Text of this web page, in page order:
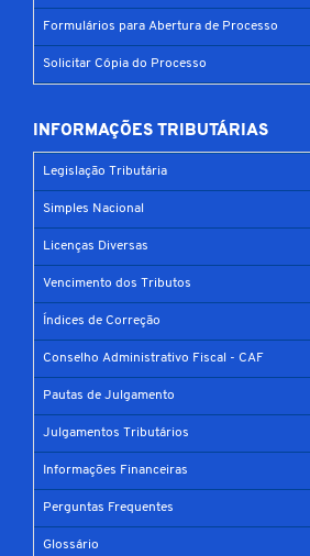
Formulários para Abertura de Processo
Solicitar Cópia do Processo
INFORMAÇÕES TRIBUTÁRIAS
Legislação Tributária
Simples Nacional
Licenças Diversas
Vencimento dos Tributos
Índices de Correção
Conselho Administrativo Fiscal - CAF
Pautas de Julgamento
Julgamentos Tributários
Informações Financeiras
Perguntas Frequentes
Glossário